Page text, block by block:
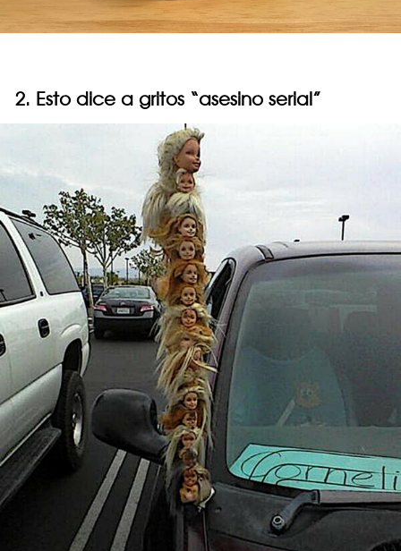
2. Esto dice a gritos “asesino serial”